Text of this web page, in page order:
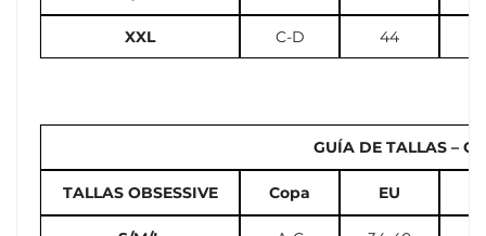
XXL C-D 44
GUÍA DE TALLAS –
TALLAS OBSESSIVE Copa EU